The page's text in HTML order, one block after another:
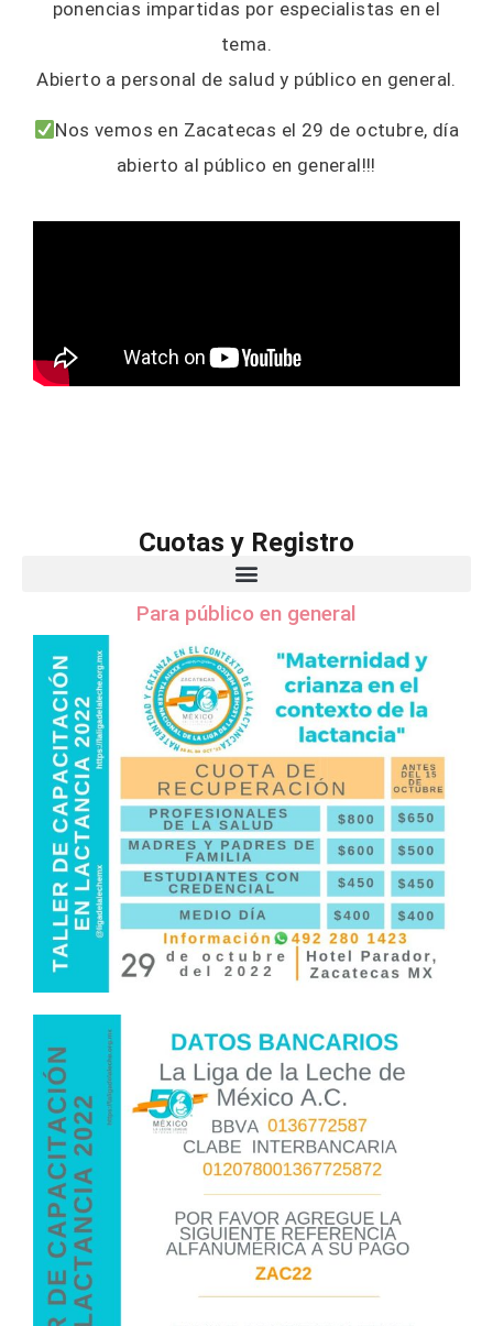
ponencias impartidas por especialistas en el
tema.
Abierto a personal de salud y público en general.
Nos vemos en Zacatecas el 29 de octubre, día
abierto al público en general!!!
Cuotas y Registro
Para público en general